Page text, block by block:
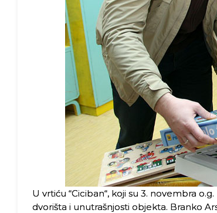
U vrtiću “Ciciban“, koji su 3. novembra
dvorišta i unutrašnjosti objekta. Branko